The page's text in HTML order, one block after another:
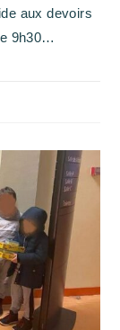
aux devoirs
9h30…